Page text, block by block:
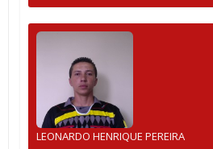
LEONARDO HENRIQUE PEREIRA